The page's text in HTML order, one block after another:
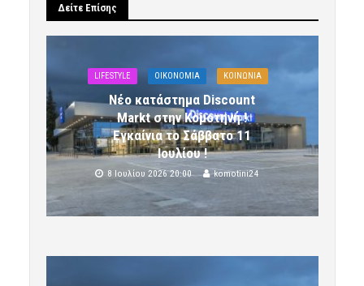
Δείτε Επίσης
LIFESTYLE OIKONOMIA ΚΟΙΝΩΝΙΑ
Νέο κατάστημα Discount
Markt στην Κομοτηνή !
Εγκαίνια το Σάββατο 11
Ιουλίου !
8 Ιουλίου 2026 20:00 komotini24